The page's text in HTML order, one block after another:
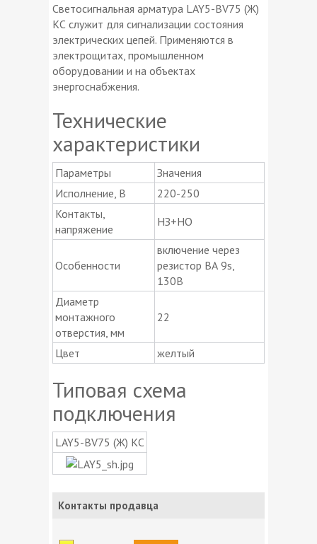
Светосигнальная арматура LAY5-BV75 (Ж)
КС служит для сигнализации состояния
электрических цепей. Применяются в
электрощитах, промышленном
оборудовании и на объектах
энергоснабжения.
Технические
характеристики
Параметры
Значения
Исполнение, В
220-250
Контакты,
напряжение
НЗ+НО
Особенности
включение через
резистор ВА 9s,
130В
Диаметр
монтажного
отверстия, мм
22
Цвет желтый
Типовая схема
подключения
LAY5-BV75 (Ж) КС
Контакты продавца